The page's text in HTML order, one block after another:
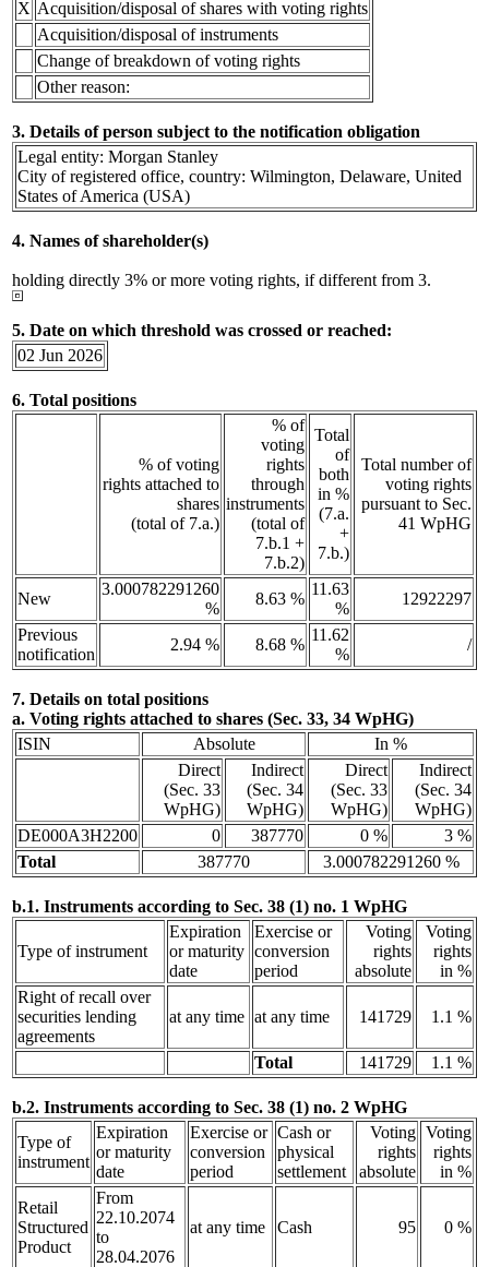
X Acquisition/disposal of shares with voting rights
Acquisition/disposal of instruments
Change of breakdown of voting rights
Other reason:
3. Details of person subject to the notification obligation
Legal entity: Morgan Stanley
City of registered office, country: Wilmington, Delaware, United
States of America (USA)
4. Names of shareholder(s)
holding directly 3% or more voting rights, if different from 3.
5. Date on which threshold was crossed or reached:
02 Jun 2026
6. Total positions
% of voting
rights attached to
shares
(total of 7.a.)
% of
voting
rights
through
instruments
(total of
7.b.1 +
7.b.2)
Total
of
both
in %
(7.a.
+
7.b.)
Total number of
voting rights
pursuant to Sec.
41 WpHG
New
3.000782291260
%
8.63 %
11.63
%
12922297
Previous
notification
2.94 % 8.68 %
11.62
%
/
7. Details on total positions
a. Voting rights attached to shares (Sec. 33, 34 WpHG)
ISIN
Absolute
In %
Direct
(Sec. 33
WpHG)
Indirect
(Sec. 34
WpHG)
Direct
(Sec. 33
WpHG)
Indirect
(Sec. 34
WpHG)
DE000A3H2200
0 387770 0 %
3 %
Total
387770 3.000782291260 %
b.1. Instruments according to Sec. 38 (1) no. 1 WpHG
Type of instrument
Expiration
or maturity
date
Exercise or
conversion
period
Voting
rights
absolute
Voting
rights
in %
Right of recall over
securities lending
agreements
at any time at any time 141729 1.1 %
Total 141729 1.1 %
b.2. Instruments according to Sec. 38 (1) no. 2 WpHG
Type of
instrument
Expiration
or maturity
date
Exercise or
conversion
period
Cash or
physical
settlement
Voting
rights
absolute
Voting
rights
in %
Retail
Structured
Product
From
22.10.2074
to
28.04.2076
at any time Cash 95 0 %